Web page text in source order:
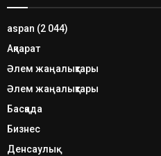
aspan (2 044)
Ақпарат
Әлем жаңалықтары
Әлем жаңалықтары
Басқада
Бизнес
Денсаулық